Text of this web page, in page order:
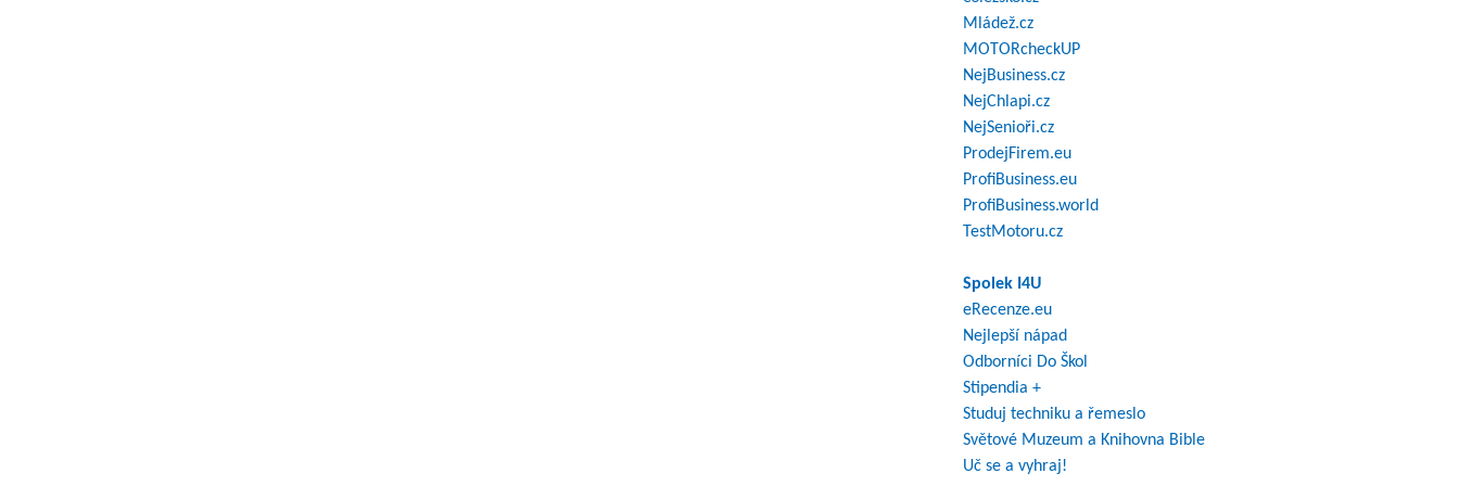
Mládež.cz
MOTORcheckUP
NejBusiness.cz
NejChlapi.cz
NejSenioři.cz
ProdejFirem.eu
ProfiBusiness.eu
ProfiBusiness.world
TestMotoru.cz
Spolek I4U
eRecenze.eu
Nejlepší nápad
Odborníci Do Škol
Stipendia +
Studuj techniku a řemeslo
Světové Muzeum a Knihovna Bible
Uč se a vyhraj!